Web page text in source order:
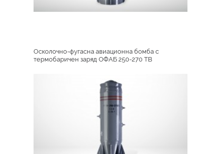
Осколочно-фугасна авиационна бомба с
термобаричен заряд ОФАБ 250-270 ТВ